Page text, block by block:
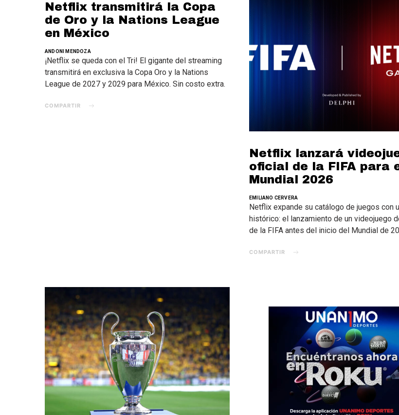
Netflix transmitirá la Copa
de Oro y la Nations League
en México
ANDONI MENDOZA
¡Netflix se queda con el Tri! El gigante del streaming
transmitirá en exclusiva la Copa Oro y la Nations
League de 2027 y 2029 para México. Sin costo extra.
COMPARTIR
Netflix lanzará
oficial de la FIFA para
Mundial 2026
EMILIANO CERVERA
Netflix expande su catálogo de juegos con
histórico: el lanzamiento de un videojuego
de la FIFA antes del inicio del Mundial de
COMPARTIR